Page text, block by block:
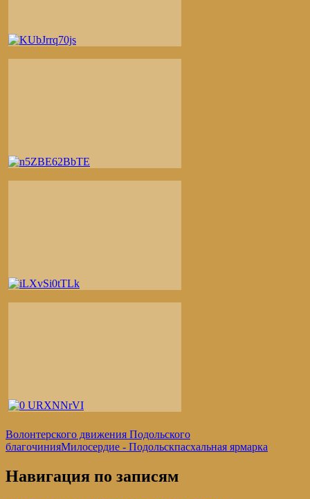
Волонтерского движения Подольского
благочинияМилосердие - Подольскпасхальная ярмарка
Навигация по записям